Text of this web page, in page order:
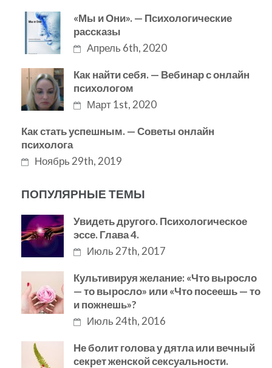
«Мы и Они». — Психологические
рассказы
Апрель 6th, 2020
Как найти себя. — Вебинар с онлайн
психологом
Март 1st, 2020
Как стать успешным. — Советы онлайн
психолога
Ноябрь 29th, 2019
ПОПУЛЯРНЫЕ ТЕМЫ
Увидеть другого. Психологическое
эссе. Глава 4.
Июль 27th, 2017
Культивируя желание: «Что выросло
— то выросло» или «Что посеешь — то
и пожнешь»?
Июль 24th, 2016
Не болит голова у дятла или вечный
секрет женской сексуальности.